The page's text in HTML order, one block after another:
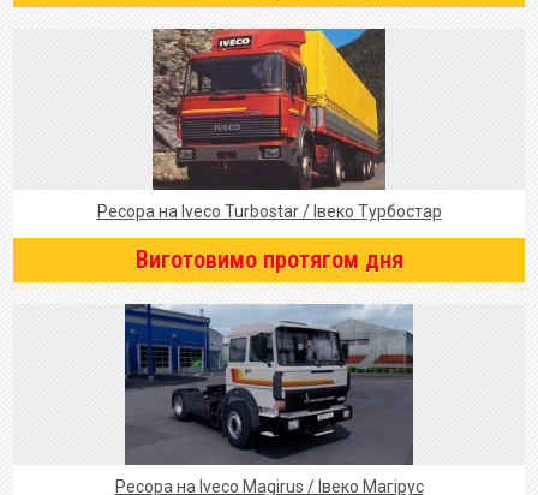
Ресора на Iveco Turbostar / Івеко Турбостар
Виготовимо протягом дня
Ресора на Iveco Magirus / Івеко Магірус